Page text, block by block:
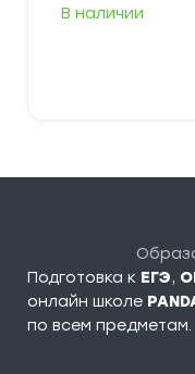
В наличии
Подготовка к ЕГЭ,
онлайн школе
по всем предметам.